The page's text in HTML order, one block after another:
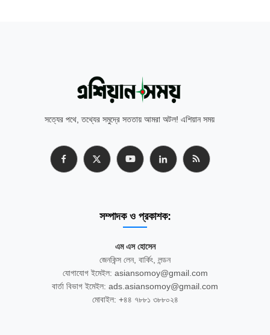
সত্যের পথে, তথ্যের সমুদ্রে সততায় আমরা অটল! এশিয়ান সময়
সম্পাদক ও প্রকাশক:
এম এস হোসেন
জেনকিন্স লেন, বার্কিং, লন্ডন
যোগাযোগ ইমেইল: asiansomoy@gmail.com
বার্তা বিভাগ ইমেইল: ads.asiansomoy@gmail.com
মোবাইল: +৪৪ ৭৮৮১ ৩৮৮০২৪